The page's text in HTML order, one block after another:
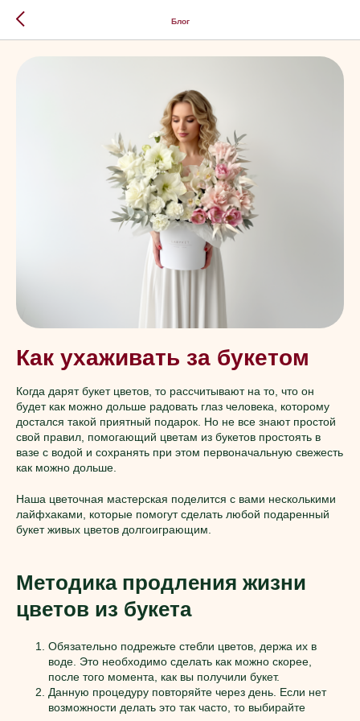
Блог
Как ухаживать за букетом
Когда дарят букет цветов, то рассчитывают на то, что он
будет как можно дольше радовать глаз человека, которому
достался такой приятный подарок. Но не все знают простой
свой правил, помогающий цветам из букетов простоять в
вазе с водой и сохранять при этом первоначальную свежесть
как можно дольше.
Наша цветочная мастерская поделится с вами несколькими
лайфхаками, которые помогут сделать любой подаренный
букет живых цветов долгоиграющим.
Методика продления жизни
цветов из букета
Обязательно подрежьте стебли цветов, держа их в
воде. Это необходимо сделать как можно скорее,
после того момента, как вы получили букет.
Данную процедуру повторяйте через день. Если нет
возможности делать это так часто, то выбирайте